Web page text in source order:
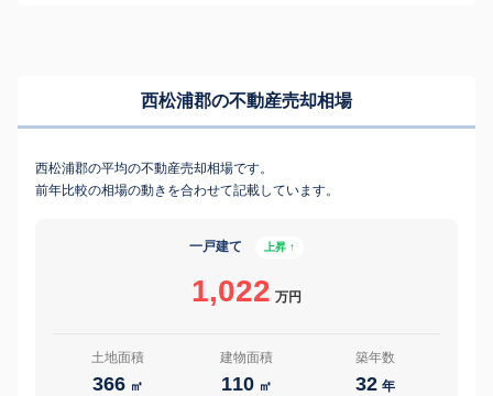
西松浦郡の不動産売却相場
西松浦郡の平均の不動産売却相場です。
前年比較の相場の動きを合わせて記載しています。
一戸建て 上昇 ↑
1,022 万円
土地面積
366 ㎡
建物面積
110 ㎡
築年数
32 年